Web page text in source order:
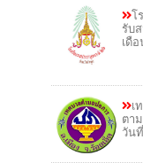
โ
รับ
เดื
เ
ตา
วัน